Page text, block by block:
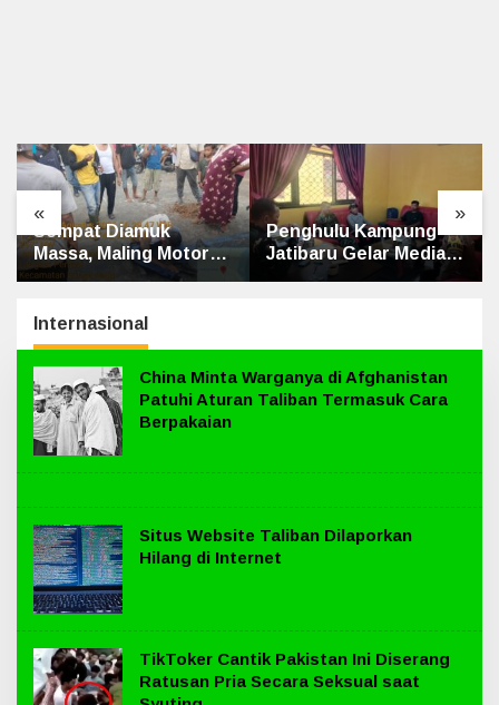
« »
Sempat Diamuk
Massa, Maling Motor
Ditangkap di Jalan
Penghulu Kampung
Jatibaru Gelar Mediasi
Dua Warga Srimersing,
Internasional
China Minta Warganya di Afghanistan
Patuhi Aturan Taliban Termasuk Cara
Berpakaian
Situs Website Taliban Dilaporkan
Hilang di Internet
TikToker Cantik Pakistan Ini Diserang
Ratusan Pria Secara Seksual saat